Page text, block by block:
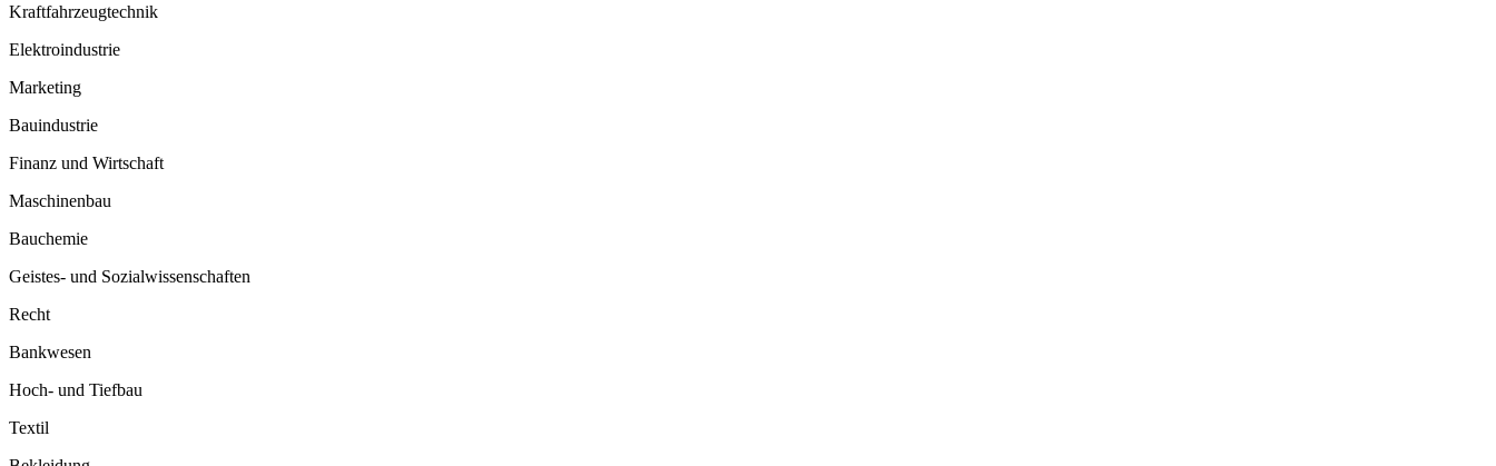
Kraftfahrzeugtechnik
Elektroindustrie
Marketing
Bauindustrie
Finanz und Wirtschaft
Maschinenbau
Bauchemie
Geistes- und Sozialwissenschaften
Recht
Bankwesen
Hoch- und Tiefbau
Textil